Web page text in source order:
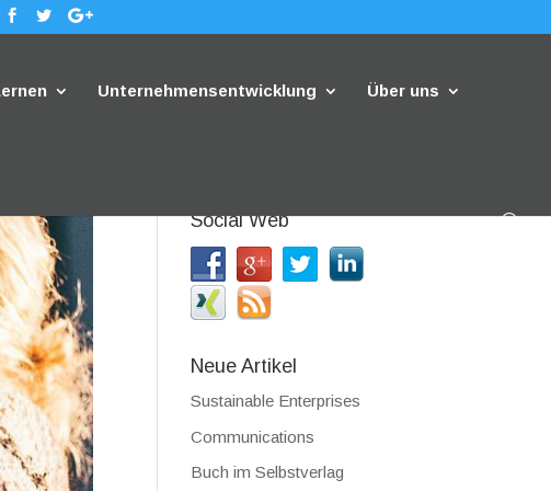
Unternehmensentwicklung Über uns
Social Web
Neue Artikel
Sustainable Enterprises
Communications
Buch im Selbstverlag